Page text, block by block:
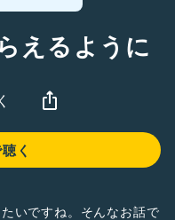
えるように
く
いですね。そんなお話で